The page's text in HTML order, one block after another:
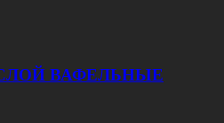
ВАФЕЛЬНЫЕ